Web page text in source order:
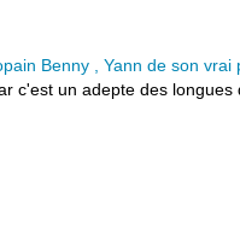
Benny , Yann de son vrai
c'est un adepte des longues